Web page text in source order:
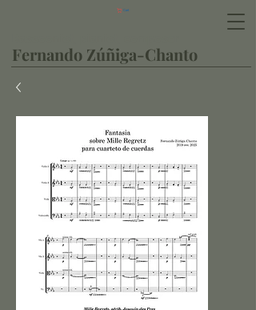
Cart
Fernando Zúñiga-Chanto